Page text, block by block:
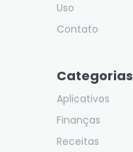
Uso
Contato
Categorias
Aplicativos
Finanças
Receitas